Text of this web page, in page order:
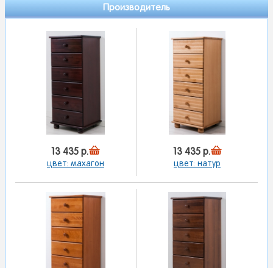
Производитель
13 435 р.
цвет: махагон
13 435 р.
цвет: натур